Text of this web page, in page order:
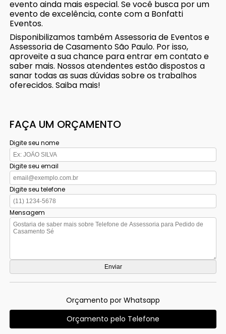
evento ainda mais especial. Se você busca por um
evento de excelência, conte com a Bonfatti
Eventos.
Disponibilizamos também Assessoria de Eventos e
Assessoria de Casamento São Paulo. Por isso,
aproveite a sua chance para entrar em contato e
saber mais. Nossos atendentes estão dispostos a
sanar todas as suas dúvidas sobre os trabalhos
oferecidos. Saiba mais!
FAÇA UM ORÇAMENTO
Digite seu nome
Digite seu email
Digite seu telefone
Mensagem
Orçamento por Whatsapp
Orçamento pelo Telefone